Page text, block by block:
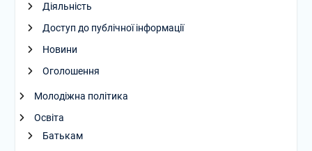
Діяльність
Доступ до публічної інформації
Новини
Оголошення
Молодіжна політика
Освіта
Батькам